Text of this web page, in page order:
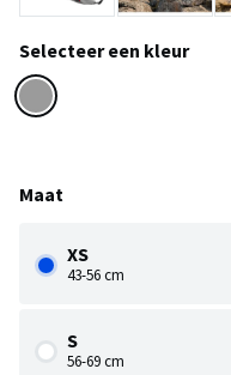
Selecteer een kleur
Maat
XS
43-56 cm
S
56-69 cm